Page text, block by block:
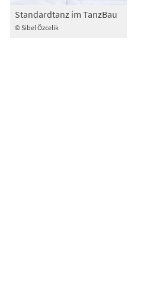
© Sibel Özcelik
Standardtanz im TanzBau